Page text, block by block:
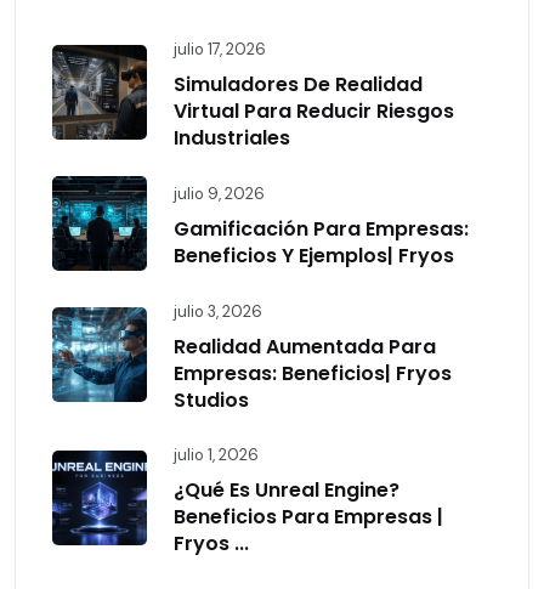
julio 17, 2026
Simuladores De Realidad
Virtual Para Reducir Riesgos
Industriales
julio 9, 2026
Gamificación Para Empresas:
Beneficios Y Ejemplos| Fryos
julio 3, 2026
Realidad Aumentada Para
Empresas: Beneficios| Fryos
Studios
julio 1, 2026
¿Qué Es Unreal Engine?
Beneficios Para Empresas |
Fryos ...